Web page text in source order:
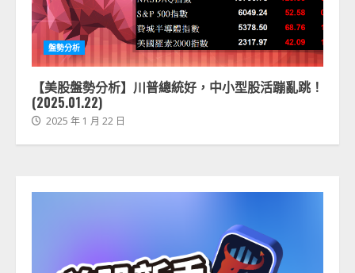
盤勢分析
【美股盤勢分析】川普總統好，中小型股活蹦亂跳！
(2025.01.22)
2025 年 1 月 22 日